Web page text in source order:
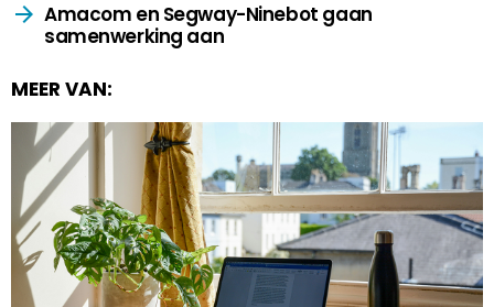
Amacom en Segway-Ninebot gaan
samenwerking aan
MEER VAN: